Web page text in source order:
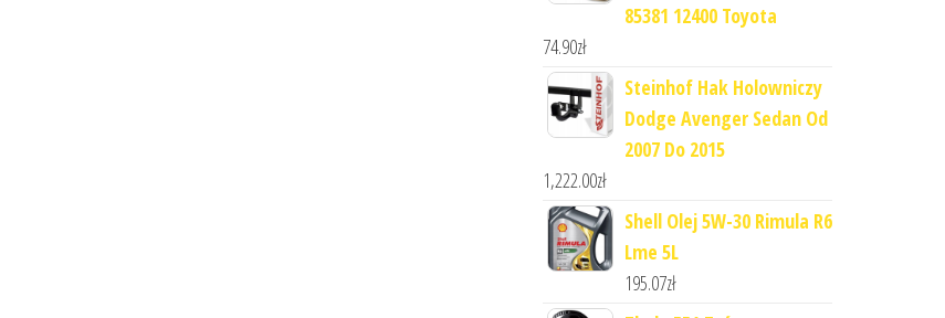
85381 12400 Toyota
74.90zł
Steinhof Hak Holowniczy
Dodge Avenger Sedan Od
2007 Do 2015
1,222.00zł
Shell Olej 5W-30 Rimula R6
Lme 5L
195.07zł